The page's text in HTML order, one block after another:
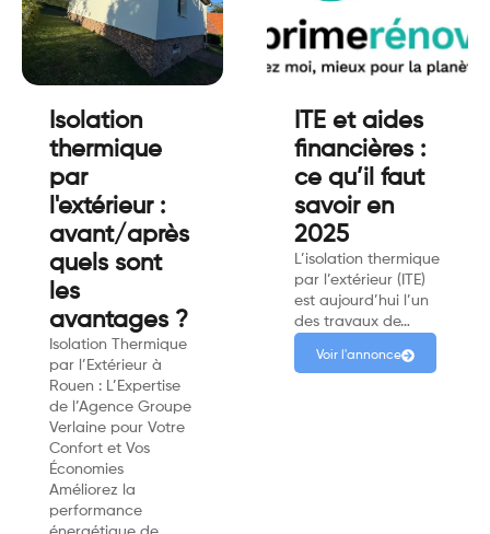
Isolation
thermique
par
l'extérieur :
avant/après
quels sont
les
avantages ?
Isolation Thermique
par l’Extérieur à
Rouen : L’Expertise
de l’Agence Groupe
Verlaine pour Votre
Confort et Vos
Économies
Améliorez la
performance
ITE et aides
financières :
ce qu’il faut
savoir en
2025
L’isolation thermique
par l’extérieur (ITE)
est aujourd’hui l’un
des travaux de…
Voir l'annonce